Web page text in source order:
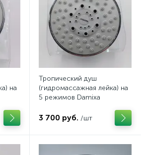
на
Тропический душ
(гидромассажная лейка) на
5 режимов Damixa
3 700 руб. /шт